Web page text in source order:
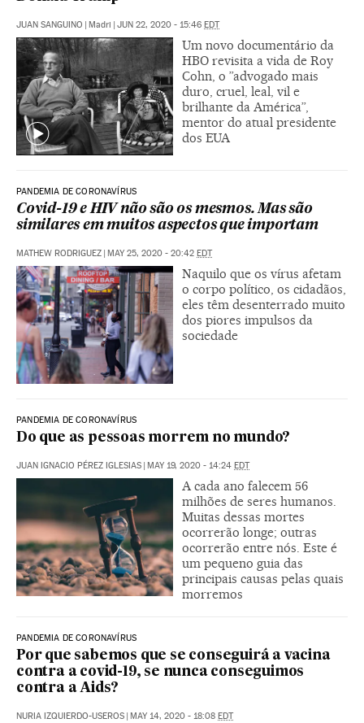
JUAN SANGUINO | Madri | JUN 22, 2020 - 15:46 EDT
Um novo documentário da
HBO revisita a vida de Roy
Cohn, o ”advogado mais
duro, cruel, leal, vil e
brilhante da América”,
mentor do atual presidente
dos EUA
PANDEMIA DE CORONAVÍRUS
Covid-19 e HIV não são os mesmos. Mas são
similares em muitos aspectos que importam
MATHEW RODRIGUEZ | MAY 25, 2020 - 20:42 EDT
Naquilo que os vírus afetam
o corpo político, os cidadãos,
eles têm desenterrado muito
dos piores impulsos da
sociedade
PANDEMIA DE CORONAVÍRUS
Do que as pessoas morrem no mundo?
JUAN IGNACIO PÉREZ IGLESIAS | MAY 19, 2020 - 14:24 EDT
A cada ano falecem 56
milhões de seres humanos.
Muitas dessas mortes
ocorrerão longe; outras
ocorrerão entre nós. Este é
um pequeno guia das
principais causas pelas quais
morremos
PANDEMIA DE CORONAVÍRUS
Por que sabemos que se conseguirá a vacina
contra a covid-19, se nunca conseguimos
contra a Aids?
NURIA IZQUIERDO-USEROS | MAY 14, 2020 - 18:08 EDT